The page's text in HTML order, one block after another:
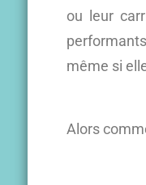
ou leur
même si
Alors